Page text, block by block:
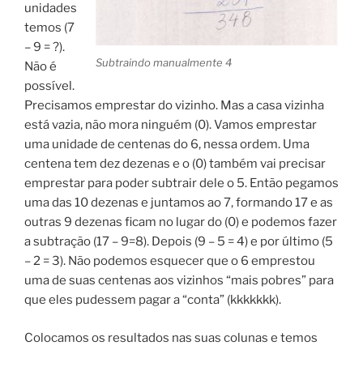
Subtraindo manualmente 4
unidades
temos (7
– 9 = ?).
Não é
possível.
Precisamos emprestar do vizinho. Mas a casa vizinha
está vazia, não mora ninguém (0). Vamos emprestar
uma unidade de centenas do 6, nessa ordem. Uma
centena tem dez dezenas e o (0) também vai precisar
emprestar para poder subtrair dele o 5. Então pegamos
uma das 10 dezenas e juntamos ao 7, formando 17 e as
outras 9 dezenas ficam no lugar do (0) e podemos fazer
a subtração (17 – 9=8). Depois (9 – 5 = 4) e por último (5
– 2 = 3). Não podemos esquecer que o 6 emprestou
uma de suas centenas aos vizinhos “mais pobres” para
que eles pudessem pagar a “conta” (kkkkkkk).
Colocamos os resultados nas suas colunas e temos